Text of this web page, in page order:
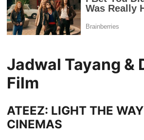
Jadwal Tayang &
Film
ATEEZ: LIGHT THE
CINEMAS